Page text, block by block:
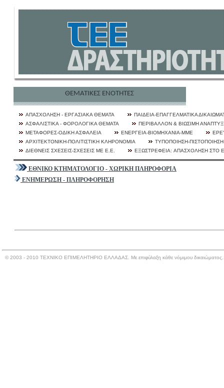
ΘΕΜΑΤΙΚΕΣ ΕΝΟΤΗΤΕΣ
ΑΠΑΣΧΟΛΗΣΗ - ΕΡΓAΣΙΑΚΑ ΘΕΜΑΤΑ
ΠΑΙΔΕΙΑ-ΕΠΑΓΓΕΛΜΑΤΙΚΑ
ΑΣΦΑΛΙΣΤΙΚΑ - ΦΟΡΟΛΟΓΙΚΑ ΘΕΜΑΤΑ
ΠΕΡΙΒΑΛΛΟΝ & ΒΙΩΣΙΜΗ
ΜΕΤΑΦΟΡΕΣ-ΟΔΙΚΗ ΑΣΦΑΛΕΙΑ
ΕΝΕΡΓΕΙΑ-ΒΙΟΜΗΧΑΝΙΑ-ΜΜΕ
ΑΡΧΙΤΕΚΤΟΝΙΚΗ-ΠΟΛΙΤΙΣΤΙΚΗ ΚΛΗΡΟΝΟΜΙΑ
ΤΥΠΟΠΟΙΗΣΗ-
ΔΙΕΘΝΕΙΣ ΣΧΕΣΕΙΣ-ΣΧΕΣΕΙΣ ΜΕ Ε.Ε.
ΕΞΩΣΤΡΕΦΕΙA: ΑΠΑΣΧΟΛΗΣΗ ΣΤΟ
ΕΘΝΙΚΟ ΚΤΗΜΑΤΟΛΟΓΙΟ - ΧΩΡΙΚΗ ΠΛΗΡΟΦΟΡΙΑ
ΕΝΗΜΕΡΩΣΗ - ΠΛΗΡΟΦΟΡΗΣΗ
© 2003 - 2010 ΤΕΧΝΙΚΟ ΕΠΙΜΕΛΗΤΗΡΙΟ ΕΛΛΑΔΑΣ. Με επιφύλαξη κάθε νόμιμου